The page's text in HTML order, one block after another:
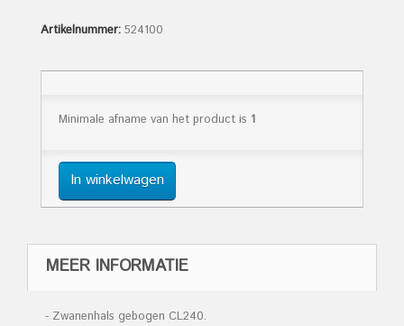
Artikelnummer: 524100
Minimale afname van het product is 1
In winkelwagen
MEER INFORMATIE
- Zwanenhals gebogen CL240.